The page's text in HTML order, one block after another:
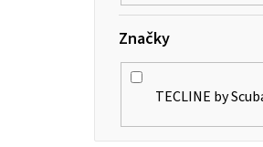
Značky
TECLINE by